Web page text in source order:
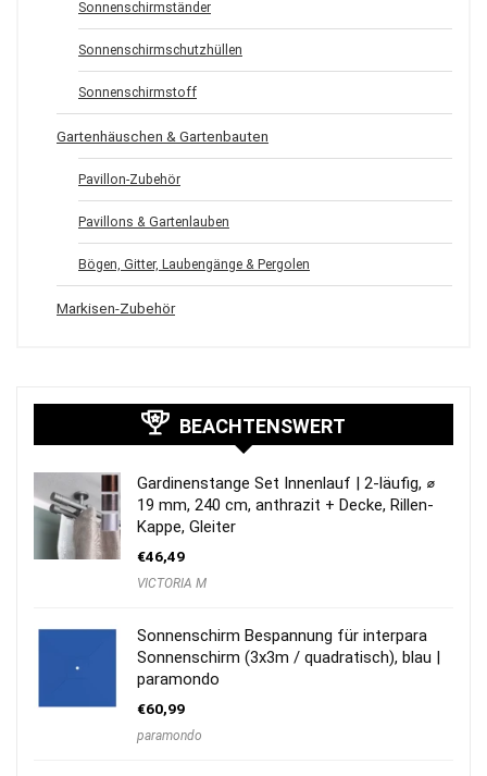
Sonnenschirmständer
Sonnenschirmschutzhüllen
Sonnenschirmstoff
Gartenhäuschen & Gartenbauten
Pavillon-Zubehör
Pavillons & Gartenlauben
Bögen, Gitter, Laubengänge & Pergolen
Markisen-Zubehör
BEACHTENSWERT
Gardinenstange Set Innenlauf | 2-läufig, ⌀
19 mm, 240 cm, anthrazit + Decke, Rillen-
Kappe, Gleiter
€46,49
VICTORIA M
Sonnenschirm Bespannung für interpara
Sonnenschirm (3x3m / quadratisch), blau |
paramondo
€60,99
paramondo